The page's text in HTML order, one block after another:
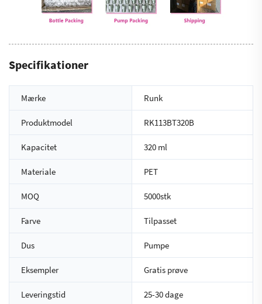
Specifikationer
Mærke Runk
Produktmodel RK113BT320B
Kapacitet 320 ml
Materiale PET
MOQ 5000stk
Farve Tilpasset
Dus Pumpe
Eksempler Gratis prøve
Leveringstid 25-30 dage